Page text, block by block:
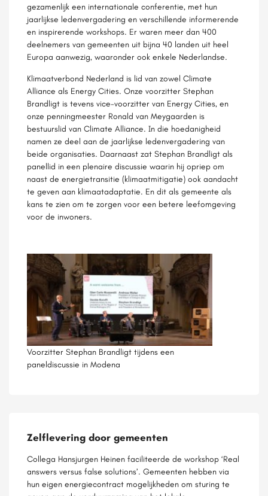
gezamenlijk een internationale conferentie, met hun
jaarlijkse ledenvergadering en verschillende informerende
en inspirerende workshops. Er waren meer dan 400
deelnemers van gemeenten uit bijna 40 landen uit heel
Europa aanwezig, waaronder ook enkele Nederlandse.
Klimaatverbond Nederland is lid van zowel Climate
Alliance als Energy Cities. Onze voorzitter Stephan
Brandligt is tevens vice-voorzitter van Energy Cities, en
onze penningmeester Ronald van Meygaarden is
bestuurslid van Climate Alliance. In die hoedanigheid
namen ze deel aan de jaarlijkse ledenvergadering van
beide organisaties. Daarnaast zat Stephan Brandligt als
panellid in een plenaire discussie waarin hij opriep om
naast de energietransitie (klimaatmitigatie) ook aandacht
te geven aan klimaatadaptatie. En dit als gemeente als
kans te zien om te zorgen voor een betere leefomgeving
voor de inwoners.
Voorzitter Stephan Brandligt tijdens een
paneldiscussie in Modena
Zelflevering door gemeenten
Collega Hansjurgen Heinen faciliteerde de workshop ‘Real
answers versus false solutions’. Gemeenten hebben via
hun eigen energiecontract mogelijkheden om sturing te